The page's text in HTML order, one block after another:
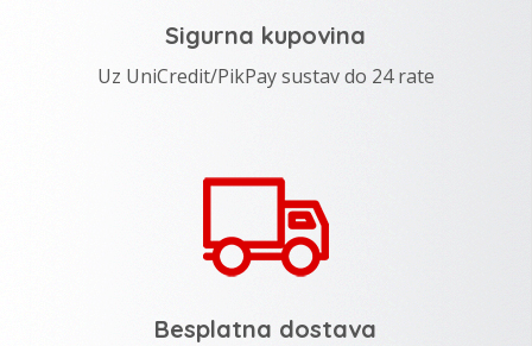
Sigurna kupovina
Uz UniCredit/PikPay sustav do 24 rate
Besplatna dostava